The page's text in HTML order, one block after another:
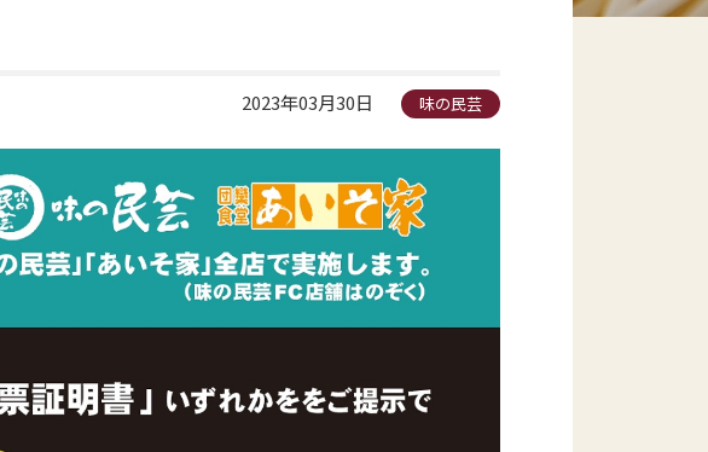
2023年03月30日 味の民芸